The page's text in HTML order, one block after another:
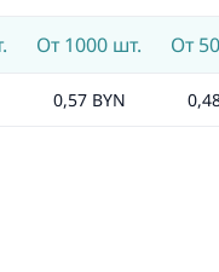
От 1000 шт. От
0,57 BYN